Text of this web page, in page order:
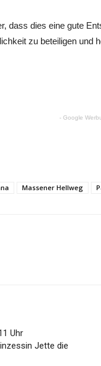
dass dies eine gute
zu beteiligen und
- Google
Massener Hellweg
Uhr
Jette die